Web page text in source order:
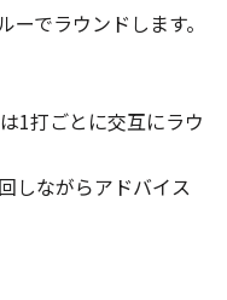
でラウンドします。
1打ごとに交互にラウ
しながらアドバイス